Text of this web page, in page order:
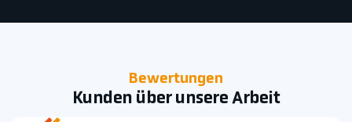
Bewertungen
Kunden über unsere Arbeit